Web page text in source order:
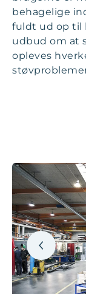
behagelige
fuldt ud op til
udbud om at
opleves